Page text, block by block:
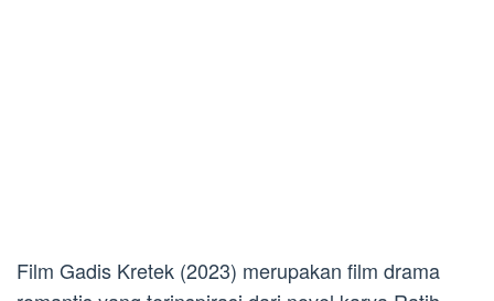
Film Gadis Kretek (2023) merupakan film drama